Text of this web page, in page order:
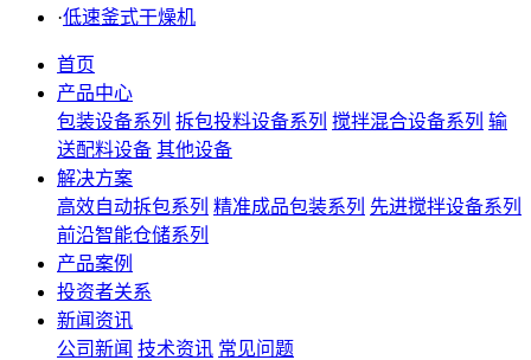
·低速釜式干燥机
首页
产品中心
包装设备系列 拆包投料设备系列 搅拌混合设备系列 输
送配料设备 其他设备
解决方案
高效自动拆包系列 精准成品包装系列 先进搅拌设备系列
前沿智能仓储系列
产品案例
投资者关系
新闻资讯
公司新闻 技术资讯 常见问题